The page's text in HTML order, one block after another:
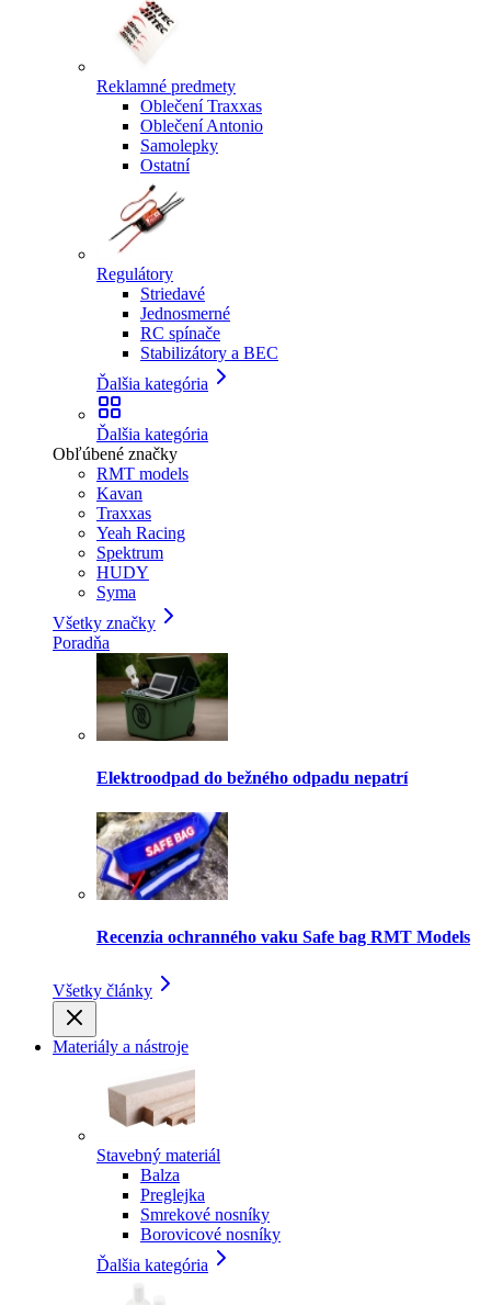
Reklamné predmety
Oblečení Traxxas
Oblečení Antonio
Samolepky
Ostatní
Regulátory
Striedavé
Jednosmerné
RC spínače
Stabilizátory a BEC
Ďalšia kategória
Ďalšia kategória
Obľúbené značky
RMT models
Kavan
Traxxas
Yeah Racing
Spektrum
HUDY
Syma
Všetky značky
Poradňa
Elektroodpad do bežného odpadu nepatrí
Recenzia ochranného vaku Safe bag RMT Models
Všetky články
Materiály a nástroje
Stavebný materiál
Balza
Preglejka
Smrekové nosníky
Borovicové nosníky
Ďalšia kategória